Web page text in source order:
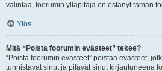
valintaa, foorumin ylläpitäjä on estänyt tämän
Ylös
Mitä “Poista foorumin evästeet” tekee?
“Poista foorumin evästeet” poistaa evästeet,
tunnistavat sinut ja pitävät sinut kirjautuneena